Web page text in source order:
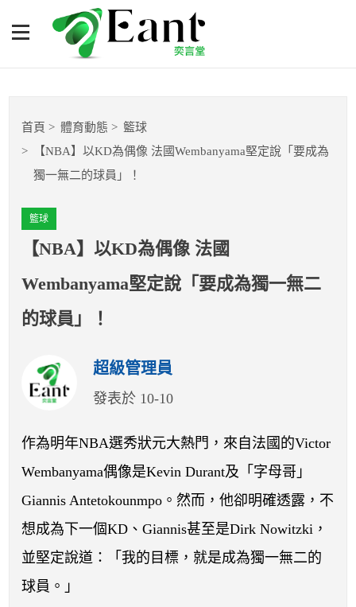
【NBA】以KD為偶像 法國
Wembanyama堅定說「要成
籃球
棒球
球隊數據
明星分析師
運彩教學專區
首頁 體育動態
籃球
【NBA】以KD為偶像 法國Wembanyama堅定說「要成為
獨一無二的球員」！
籃球
【NBA】以KD為偶像 法國
Wembanyama堅定說「要成為獨一無二
的球員」！
超級管理員
發表於 10-10
作為明年NBA選秀狀元大熱門，來自法國的Victor
Wembanyama偶像是Kevin Durant及「字母哥」
Giannis Antetokounmpo。然而，他卻明確透露，不
想成為下一個KD、Giannis甚至是Dirk Nowitzki，
並堅定說道：「我的目標，就是成為獨一無二的
球員。」